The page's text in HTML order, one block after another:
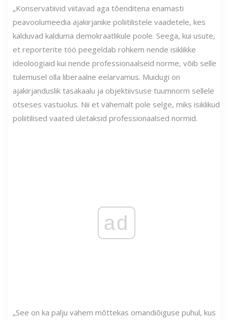
„Konservatiivid viitavad aga tõenditena enamasti
peavoolumeedia ajakirjanike poliitilistele vaadetele, kes
kalduvad kalduma demokraatlikule poole. Seega, kui usute,
et reporterite töö peegeldab rohkem nende isiklikke
ideoloogiaid kui nende professionaalseid norme, võib selle
tulemusel olla liberaalne eelarvamus. Muidugi on
ajakirjanduslik tasakaalu ja objektiivsuse tuumnorm sellele
otseses vastuolus. Nii et vähemalt pole selge, miks isiklikud
poliitilised vaated ületaksid professionaalsed normid.
ad
„See on ka palju vähem mõttekas omandiõiguse puhul, kus